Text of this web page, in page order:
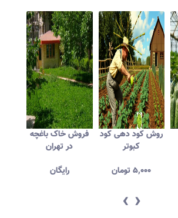
روش کود دهی کود
کبوتر
۵,۰۰۰تومان
کود کبوتر برای
گلخانه
۵,۰۰۰ تومان
‹ ›